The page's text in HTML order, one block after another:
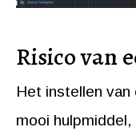
Risico van
Het instellen van
mooi